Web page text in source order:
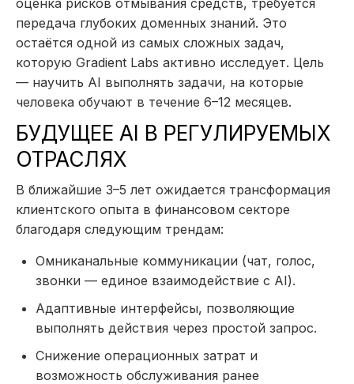
оценка рисков отмывания средств, требуется
передача глубоких доменных знаний. Это
остаётся одной из самых сложных задач,
которую Gradient Labs активно исследует. Цель
— научить AI выполнять задачи, на которые
человека обучают в течение 6–12 месяцев.
БУДУЩЕЕ AI В РЕГУЛИРУЕМЫХ
ОТРАСЛЯХ
В ближайшие 3–5 лет ожидается трансформация
клиентского опыта в финансовом секторе
благодаря следующим трендам:
Омниканальные коммуникации (чат, голос,
звонки — единое взаимодействие с AI).
Адаптивные интерфейсы, позволяющие
выполнять действия через простой запрос.
Снижение операционных затрат и
возможность обслуживания ранее